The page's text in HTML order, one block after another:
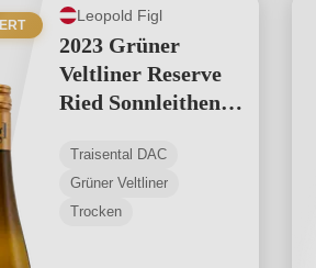
Leopold Figl
2023 Grüner
Veltliner Reserve
Ried Sonnleithen -
Traisental DAC
Grüner Veltliner
Trocken